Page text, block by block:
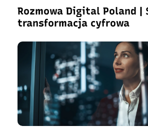
Rozmowa Digital Poland |
transformacja cyfrowa